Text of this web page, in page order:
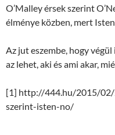
O’Malley érsek szerint
élménye közben, mert Isten
Az jut eszembe, hogy
az lehet, aki és ami akar,
[1] http://444.hu/2015/
szerint-isten-no/